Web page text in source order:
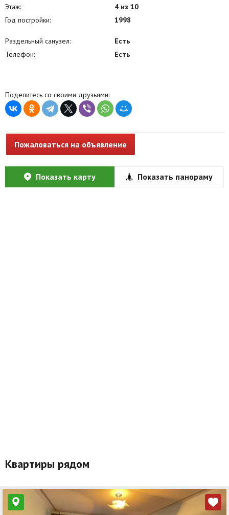
Этаж:
4 из 10
Год постройки:
1998
Раздельный санузел:
Есть
Телефон:
Есть
Поделитесь со своими друзьями:
Пожаловаться на объявление
Показать карту Показать панораму
Квартиры рядом